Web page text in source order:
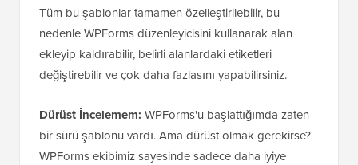
Tüm bu şablonlar tamamen özelleştirilebilir, bu
nedenle WPForms düzenleyicisini kullanarak alan
ekleyip kaldırabilir, belirli alanlardaki etiketleri
değiştirebilir ve çok daha fazlasını yapabilirsiniz.
Dürüst İncelemem: WPForms'u başlattığımda zaten
bir sürü şablonu vardı. Ama dürüst olmak gerekirse?
WPForms ekibimiz sayesinde sadece daha iyiye